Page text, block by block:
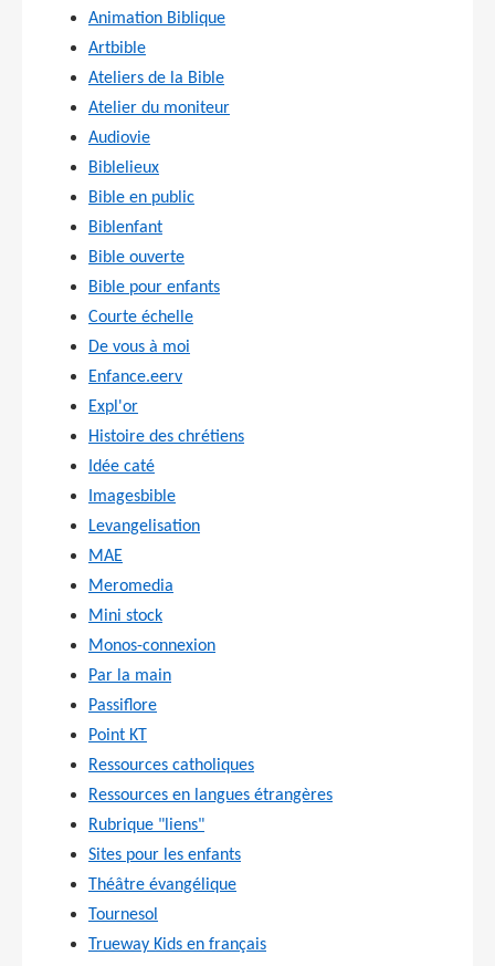
Animation Biblique
Artbible
Ateliers de la Bible
Atelier du moniteur
Audiovie
Biblelieux
Bible en public
Biblenfant
Bible ouverte
Bible pour enfants
Courte échelle
De vous à moi
Enfance.eerv
Expl'or
Histoire des chrétiens
Idée caté
Imagesbible
Levangelisation
MAE
Meromedia
Mini stock
Monos-connexion
Par la main
Passiflore
Point KT
Ressources catholiques
Ressources en langues étrangères
Rubrique "liens"
Sites pour les enfants
Théâtre évangélique
Tournesol
Trueway Kids en français